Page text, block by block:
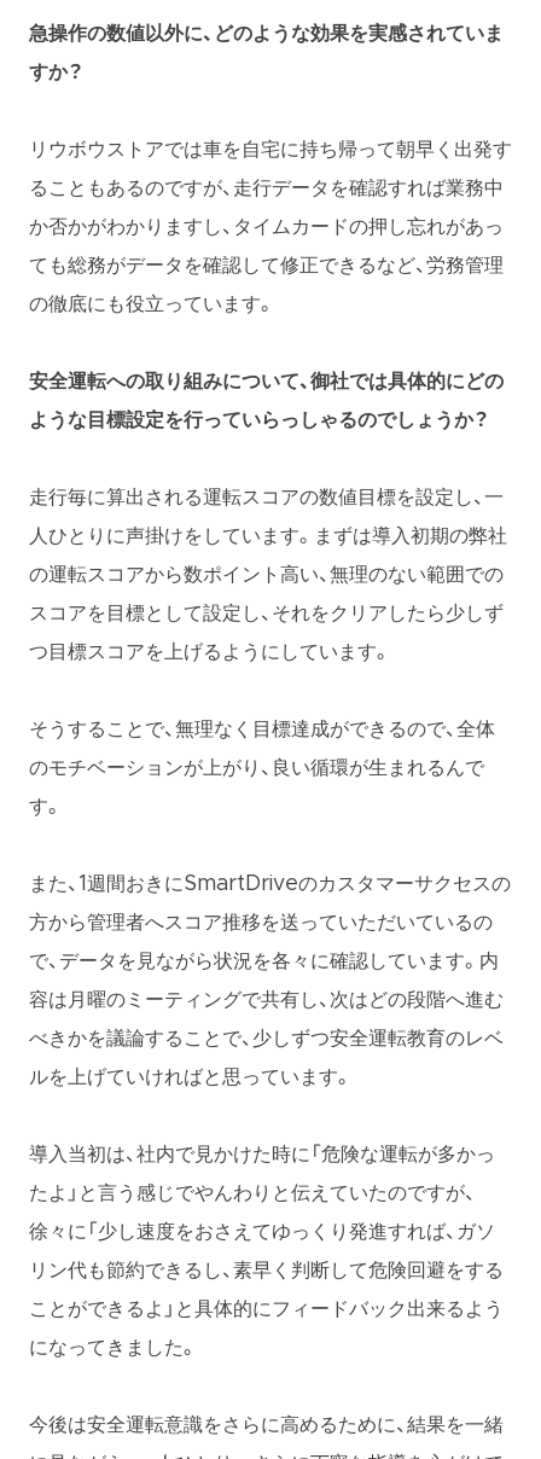
急操作の数値以外に、どのような効果を実感されていま
すか？
リウボウストアでは車を自宅に持ち帰って朝早く出発す
ることもあるのですが、走行データを確認すれば業務中
か否かがわかりますし、タイムカードの押し忘れがあっ
ても総務がデータを確認して修正できるなど、労務管理
の徹底にも役立っています。
安全運転への取り組みについて、御社では具体的にどの
ような目標設定を行っていらっしゃるのでしょうか？
走行毎に算出される運転スコアの数値目標を設定し、一
人ひとりに声掛けをしています。まずは導入初期の弊社
の運転スコアから数ポイント高い、無理のない範囲での
スコアを目標として設定し、それをクリアしたら少しず
つ目標スコアを上げるようにしています。
そうすることで、無理なく目標達成ができるので、全体
のモチベーションが上がり、良い循環が生まれるんで
す。
また、1週間おきにSmartDriveのカスタマーサクセスの
方から管理者へスコア推移を送っていただいているの
で、データを見ながら状況を各々に確認しています。内
容は月曜のミーティングで共有し、次はどの段階へ進む
べきかを議論することで、少しずつ安全運転教育のレベ
ルを上げていければと思っています。
導入当初は、社内で見かけた時に「危険な運転が多かっ
たよ」と言う感じでやんわりと伝えていたのですが、
徐々に「少し速度をおさえてゆっくり発進すれば、ガソ
リン代も節約できるし、素早く判断して危険回避をする
ことができるよ」と具体的にフィードバック出来るよう
になってきました。
今後は安全運転意識をさらに高めるために、結果を一緒